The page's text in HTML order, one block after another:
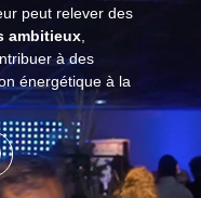
peut relever des
ambitieux
à des
énergétique à la